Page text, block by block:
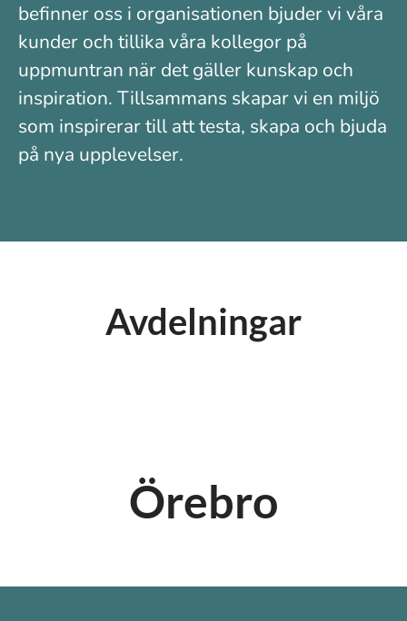
befinner oss i organisationen bjuder vi våra
kunder och tillika våra kollegor på
uppmuntran när det gäller kunskap och
inspiration. Tillsammans skapar vi en miljö
som inspirerar till att testa, skapa och bjuda
på nya upplevelser.
Avdelningar
Örebro